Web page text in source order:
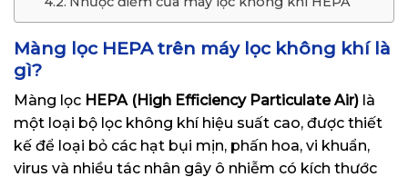
Màng lọc HEPA trên máy lọc không khí là
gì?
Màng lọc HEPA (High Efficiency Particulate Air) là
một loại bộ lọc không khí hiệu suất cao, được thiết
kế để loại bỏ các hạt bụi mịn, phấn hoa, vi khuẩn,
virus và nhiều tác nhân gây ô nhiễm có kích thước